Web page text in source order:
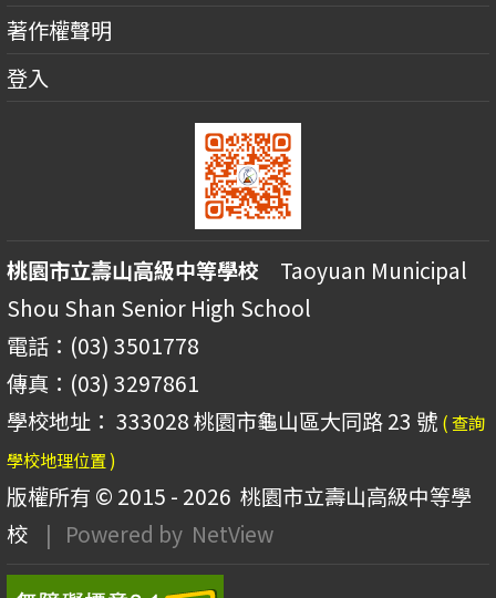
著作權聲明
登入
桃園市立壽山高級中等學校 Taoyuan Municipal
Shou Shan Senior High School
電話：(03) 3501778
傳真：(03) 3297861
學校地址： 333028 桃園市龜山區大同路 23 號 ( 查詢
學校地理位置 )
版權所有 © 2015 - 2026 桃園市立壽山高級中等學
校
| Powered by NetView